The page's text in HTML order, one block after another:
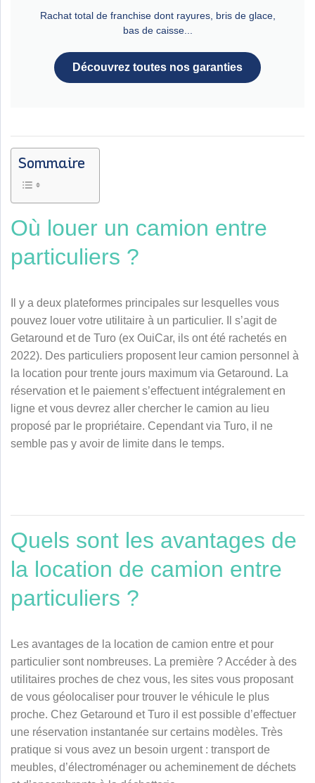
Rachat total de franchise dont rayures, bris de glace,
bas de caisse...
Découvrez toutes nos garanties
Sommaire
Où louer un camion entre
particuliers ?
Il y a deux plateformes principales sur lesquelles vous
pouvez louer votre utilitaire à un particulier. Il s’agit de
Getaround et de Turo (ex OuiCar, ils ont été rachetés en
2022). Des particuliers proposent leur camion personnel à
la location pour trente jours maximum via Getaround. La
réservation et le paiement s’effectuent intégralement en
ligne et vous devrez aller chercher le camion au lieu
proposé par le propriétaire. Cependant via Turo, il ne
semble pas y avoir de limite dans le temps.
Quels sont les avantages de
la location de camion entre
particuliers ?
Les avantages de la location de camion entre et pour
particulier sont nombreuses. La première ? Accéder à des
utilitaires proches de chez vous, les sites vous proposant
de vous géolocaliser pour trouver le véhicule le plus
proche. Chez Getaround etTuro il est possible d’effectuer
une réservation instantanée sur certains modèles. Très
pratique si vous avez un besoin urgent : transport de
meubles, d’électroménager ou acheminement de déchets